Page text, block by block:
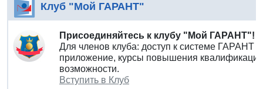
Клуб "Мой ГАРАНТ"
Присоединяйтесь к клубу "Мой ГАРАНТ"!
Для членов клуба: доступ к системе ГАРАНТ
приложение, курсы повышения
возможности.
Вступить в Клуб